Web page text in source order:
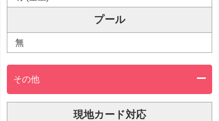
プール
無
その他
現地カード対応